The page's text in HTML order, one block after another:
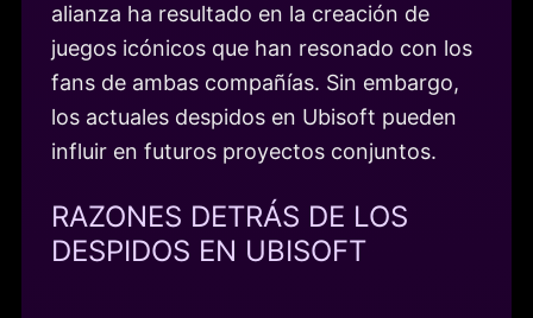
alianza ha resultado en la creación de
juegos icónicos que han resonado con los
fans de ambas compañías. Sin embargo,
los actuales despidos en Ubisoft pueden
influir en futuros proyectos conjuntos.
RAZONES DETRÁS DE LOS
DESPIDOS EN UBISOFT